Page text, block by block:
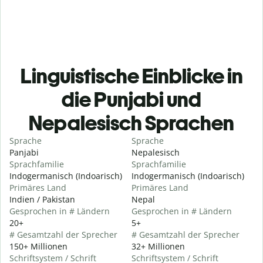
Linguistische Einblicke in
die Punjabi und
Nepalesisch Sprachen
Sprache
Panjabi
Sprachfamilie
Indogermanisch (Indoarisch)
Primäres Land
Indien / Pakistan
Gesprochen in # Ländern
20+
# Gesamtzahl der Sprecher
150+ Millionen
Schriftsystem / Schrift
Sprache
Nepalesisch
Sprachfamilie
Indogermanisch (Indoarisch)
Primäres Land
Nepal
Gesprochen in # Ländern
5+
# Gesamtzahl der Sprecher
32+ Millionen
Schriftsystem / Schrift